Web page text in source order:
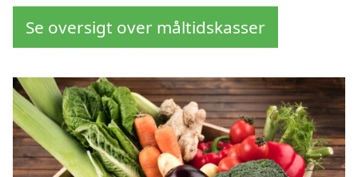
Se oversigt over måltidskasser